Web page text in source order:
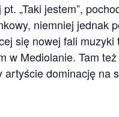
„Taki jestem”,
niemniej jednak
się nowej fali muzyki
w Mediolanie. Tam też
artyście dominację na